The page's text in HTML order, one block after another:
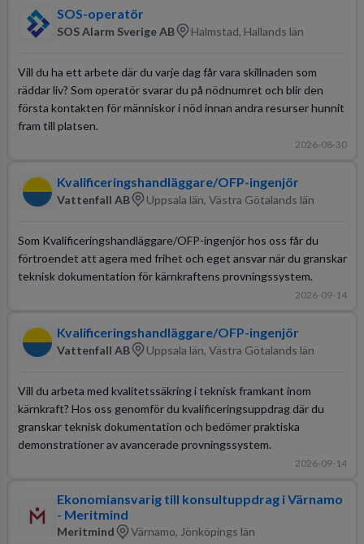
SOS-operatör
SOS Alarm Sverige AB Halmstad, Hallands län
Vill du ha ett arbete där du varje dag får vara skillnaden som
räddar liv? Som operatör svarar du på nödnumret och blir den
första kontakten för människor i nöd innan andra resurser hunnit
fram till platsen.
2026-08-30
Kvalificeringshandläggare/OFP-ingenjör
Vattenfall AB Uppsala län, Västra Götalands län
Som Kvalificeringshandläggare/OFP-ingenjör hos oss får du
förtroendet att agera med frihet och eget ansvar när du granskar
teknisk dokumentation för kärnkraftens provningssystem.
2026-09-14
Kvalificeringshandläggare/OFP-ingenjör
Vattenfall AB Uppsala län, Västra Götalands län
Vill du arbeta med kvalitetssäkring i teknisk framkant inom
kärnkraft? Hos oss genomför du kvalificeringsuppdrag där du
granskar teknisk dokumentation och bedömer praktiska
demonstrationer av avancerade provningssystem.
2026-09-14
Ekonomiansvarig till konsultuppdrag i Värnamo
- Meritmind
Meritmind Värnamo, Jönköpings län